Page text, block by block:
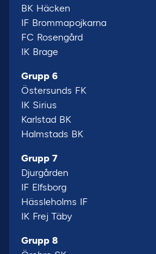
BK Häcken
IF Brommapojkarna
FC Rosengård
IK Brage
Grupp 6
Östersunds FK
IK Sirius
Karlstad BK
Halmstads BK
Grupp 7
Djurgården
IF Elfsborg
Hässleholms IF
IK Frej Täby
Grupp 8